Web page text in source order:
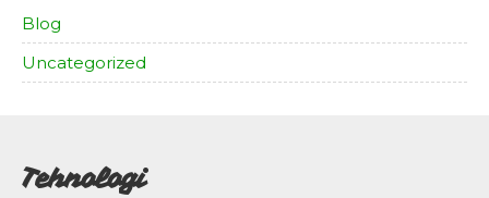
Blog
Uncategorized
Tehnologi